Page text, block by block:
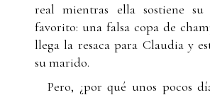
real mientras ella sostiene su
favorito: una falsa copa de
llega la resaca para Claudia y
su marido.
Pero, ¿por qué unos pocos